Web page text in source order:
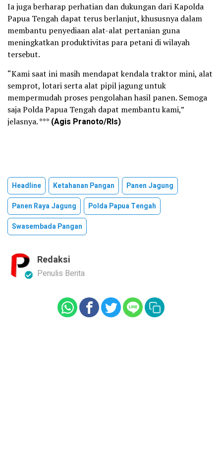
Ia juga berharap perhatian dan dukungan dari Kapolda
Papua Tengah dapat terus berlanjut, khususnya dalam
membantu penyediaan alat-alat pertanian guna
meningkatkan produktivitas para petani di wilayah
tersebut.
“Kami saat ini masih mendapat kendala traktor mini, alat
semprot, lotari serta alat pipil jagung untuk
mempermudah proses pengolahan hasil panen. Semoga
saja Polda Papua Tengah dapat membantu kami,”
jelasnya. *** (Agis Pranoto/Rls)
Headline Ketahanan Pangan
Panen Jagung
Panen Raya Jagung
Polda Papua Tengah
Swasembada Pangan
Redaksi
Penulis Berita